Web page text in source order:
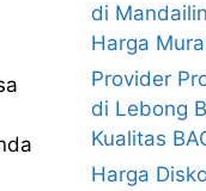
di
Harga
Provider
di Lebong
Kualitas
Harga